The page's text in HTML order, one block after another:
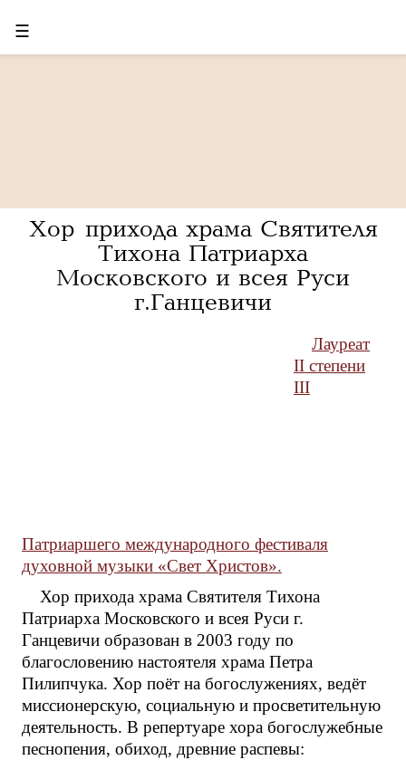
☰
Хор прихода храма Святителя
Тихона Патриарха
Московского и всея Руси
г.Ганцевичи
Лауреат
II степени
III
Патриаршего международного фестиваля
духовной музыки «Свет Христов».
Хор прихода храма Святителя Тихона
Патриарха Московского и всея Руси г.
Ганцевичи образован в 2003 году по
благословению настоятеля храма Петра
Пилипчука. Хор поёт на богослужениях, ведёт
миссионерскую, социальную и просветительную
деятельность. В репертуаре хора богослужебные
песнопения, обиход, древние распевы: